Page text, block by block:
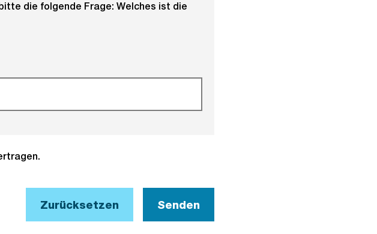
die folgende Frage: Welches ist die
Zurücksetzen Senden